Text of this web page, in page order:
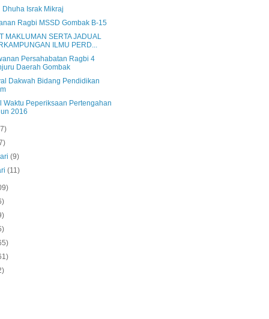
Dhuha Israk Mikraj
Ragbi MSSD Gombak B-15
MAKLUMAN SERTA JADUAL
ILMU PERD...
Persahabatan Ragbi 4
Daerah Gombak
Dakwah Bidang Pendidikan
Waktu Peperiksaan Pertengahan
2016
(9)
(11)